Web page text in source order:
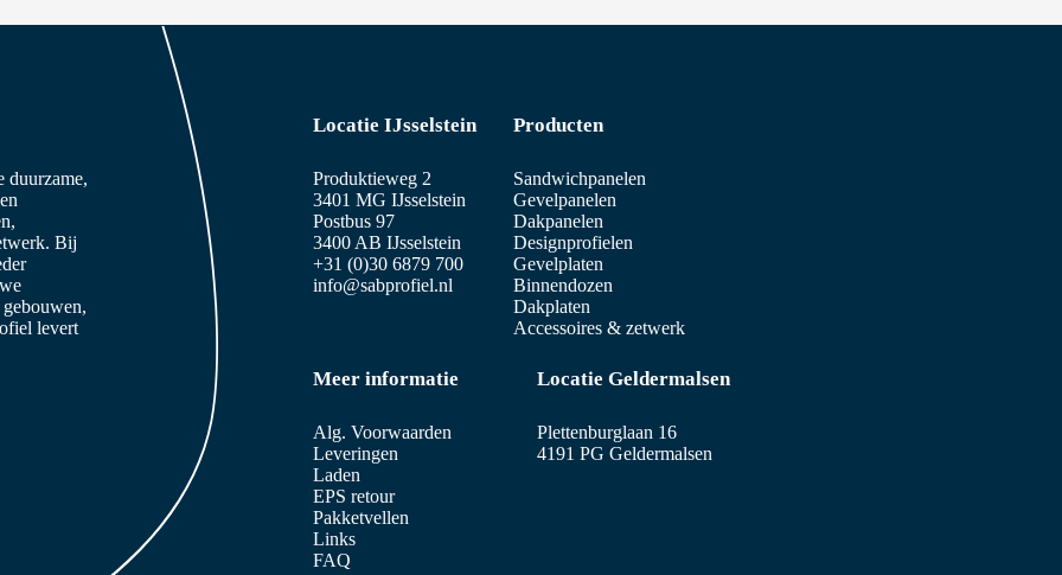
duurzame,
Bij
levert
Locatie IJsselstein
Produktieweg 2
3401 MG IJsselstein
Postbus 97
3400 AB IJsselstein
+31 (0)30 6879 700
info@sabprofiel.nl
Producten
Sandwichpanelen
Gevelpanelen
Dakpanelen
Designprofielen
Gevelplaten
Binnendozen
Dakplaten
Accessoires & zetwerk
Meer informatie
Alg. Voorwaarden
Leveringen
Laden
EPS retour
Pakketvellen
Links
FAQ
Locatie Geldermalsen
Plettenburglaan 16
4191 PG Geldermalsen